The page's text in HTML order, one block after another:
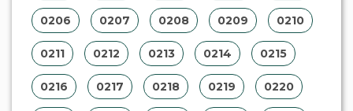
0206 0207 0208 0209 0210
0211 0212 0213 0214 0215
0216 0217 0218 0219 0220